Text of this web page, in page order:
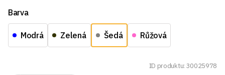
Barva
Modrá Zelená Šedá Růžová
ID produktu: 30025978